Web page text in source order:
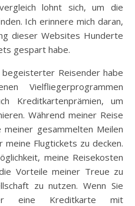
lohnt sich, um die
Ich erinnere mich daran,
dieser Websites Hunderte
gespart habe.
begeisterter Reisender habe
Vielfliegerprogrammen
Kreditkartenprämien, um
Während meiner Reise
meiner gesammelten Meilen
Flugtickets zu decken.
meine Reisekosten
Vorteile meiner Treue zu
zu nutzen. Wenn Sie
eine Kreditkarte mit